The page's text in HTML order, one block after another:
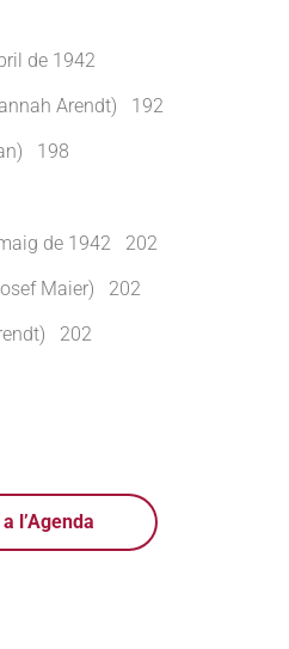
de 1942
Arendt) 192
198
de 1942 202
Maier) 202
202
l’Agenda